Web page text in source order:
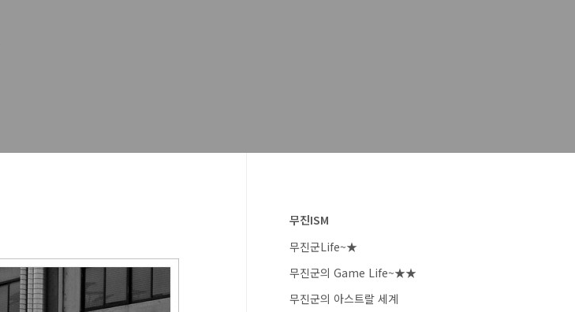
무진ISM
무진군Life~★
무진군의 Game Life~★★
무진군의 아스트랄 세계